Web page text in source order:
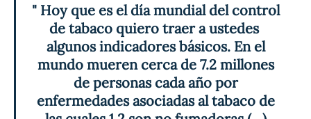
" Hoy que es el día mundial del control
de tabaco quiero traer a ustedes
algunos indicadores básicos. En el
mundo mueren cerca de 7.2 millones
de personas cada año por
enfermedades asociadas al tabaco de